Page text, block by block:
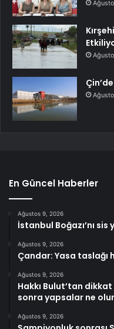
En Güncel Haberler
Ağustos 9, 2026
İstanbul Boğazı’nı
Ağustos 9, 2026
Çandar: Yasa taslağı
Ağustos 9, 2026
Hakkı Bulut’tan
sonra yapsalar ne
Ağustos 9, 2026